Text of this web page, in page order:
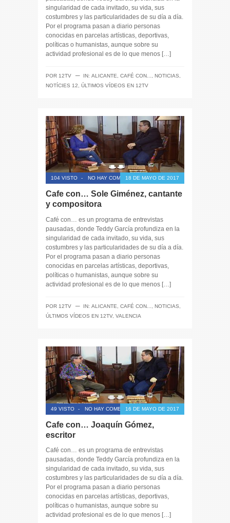
singularidad de cada invitado, su vida, sus
costumbres y las particularidades de su día a día.
Por el programa pasan a diario personas
conocidas en parcelas artísticas, deportivas,
políticas o humanistas, aunque sobre su
actividad profesional es de lo que menos […]
POR 12TV ─ IN: ALICANTE CAFÉ CON... NOTICIAS
NOTÍCIES 12
ÚLTIMOS VÍDEOS EN 12TV
104 VISTO - NO HAY COMENTARIOS18 DE MAYO DE 2017
Cafe con… Sole Giménez, cantante
y compositora
Café con… es un programa de entrevistas
pausadas, donde Teddy García profundiza en la
singularidad de cada invitado, su vida, sus
costumbres y las particularidades de su día a día.
Por el programa pasan a diario personas
conocidas en parcelas artísticas, deportivas,
políticas o humanistas, aunque sobre su
actividad profesional es de lo que menos […]
POR 12TV ─ IN: ALICANTE CAFÉ CON... NOTICIAS
ÚLTIMOS VÍDEOS EN 12TV, VALENCIA
49 VISTO - NO HAY COMENTARIOS16 DE MAYO DE 2017
Cafe con… Joaquín Gómez,
escritor
Café con… es un programa de entrevistas
pausadas, donde Teddy García profundiza en la
singularidad de cada invitado, su vida, sus
costumbres y las particularidades de su día a día.
Por el programa pasan a diario personas
conocidas en parcelas artísticas, deportivas,
políticas o humanistas, aunque sobre su
actividad profesional es de lo que menos […]